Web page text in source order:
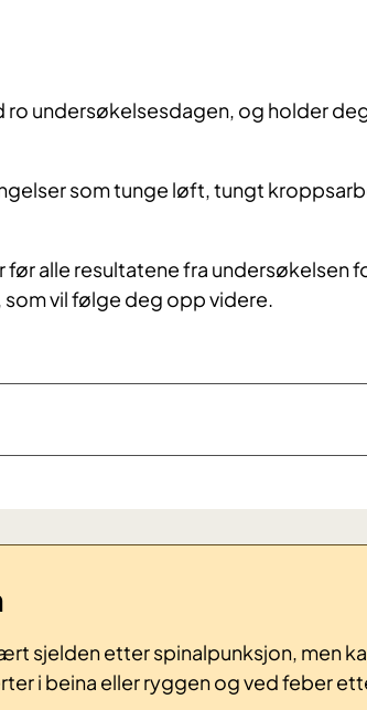
ro undersøkelsesdagen, og holder
som tunge løft, tungt
før alle resultatene fra undersøkelsen
vil følge deg opp videre.
sjelden etter spinalpunksjon, men
i beina eller ryggen og ved feber